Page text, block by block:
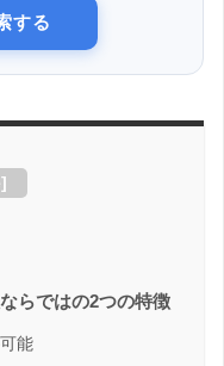
する
]
らではの2つの特徴
能